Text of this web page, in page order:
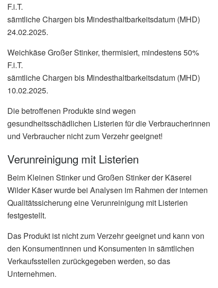
F.i.T.
sämtliche Chargen bis Mindesthaltbarkeitsdatum (MHD)
24.02.2025.
Weichkäse Großer Stinker, thermisiert, mindestens 50%
F.i.T.
sämtliche Chargen bis Mindesthaltbarkeitsdatum (MHD)
10.02.2025.
Die betroffenen Produkte sind wegen
gesundheitsschädlichen Listerien für die Verbraucherinnen
und Verbraucher nicht zum Verzehr geeignet!
Verunreinigung mit Listerien
Beim Kleinen Stinker und Großen Stinker der Käserei
Wilder Käser wurde bei Analysen im Rahmen der internen
Qualitätssicherung eine Verunreinigung mit Listerien
festgestellt.
Das Produkt ist nicht zum Verzehr geeignet und kann von
den Konsumentinnen und Konsumenten in sämtlichen
Verkaufsstellen zurückgegeben werden, so das
Unternehmen.